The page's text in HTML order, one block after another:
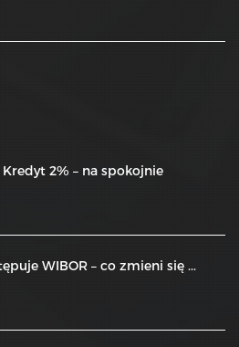
2% – na spokojnie
WIBOR – co zmieni się ...